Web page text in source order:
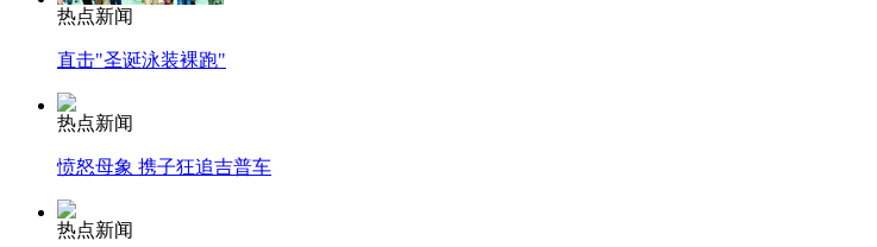
热点新闻
直击"圣诞泳装裸跑"
热点新闻
愤怒母象 携子狂追吉普车
热点新闻